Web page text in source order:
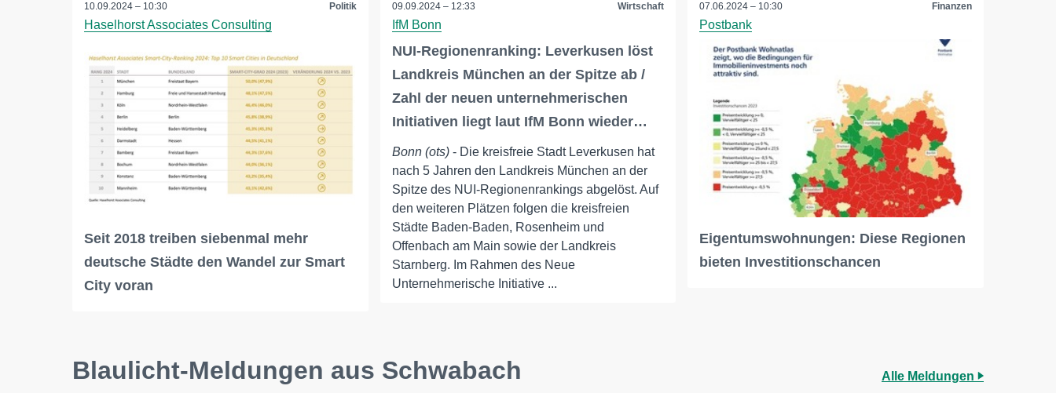
10.09.2024 – 10:30 Politik
Haselhorst Associates Consulting
Seit 2018 treiben siebenmal mehr
deutsche Städte den Wandel zur Smart
City voran
09.09.2024 – 12:33 Wirtschaft
IfM Bonn
NUI-Regionenranking: Leverkusen löst
Landkreis München an der Spitze ab /
Zahl der neuen unternehmerischen
Initiativen liegt laut IfM Bonn wieder…
Bonn (ots)- Die kreisfreie Stadt Leverkusen hat
nach 5 Jahren den Landkreis München an der
Spitze des NUI-Regionenrankings abgelöst. Auf
den weiteren Plätzen folgen die kreisfreien
Städte Baden-Baden, Rosenheim und
Offenbach am Main sowie der Landkreis
Starnberg. Im Rahmen des Neue
Unternehmerische Initiative ...
07.06.2024 – 10:30 Finanzen
Postbank
Eigentumswohnungen: Diese Regionen
bieten Investitionschancen
Blaulicht-Meldungen aus Schwabach Alle Meldungen